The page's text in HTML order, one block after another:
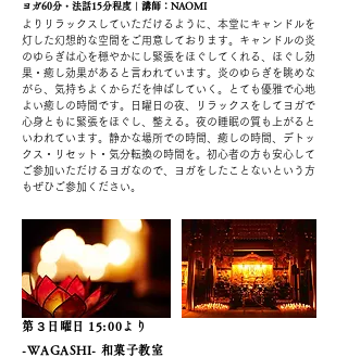
ヨガ60分・法話15分程度｜ 講師：NAOMI
よりリラックスしていただけるように、本堂にキャンドルを
灯した幻想的な空間をご用意しております。キャンドルの炎
のゆらぎは心を穏やかにし緊張をほぐしてくれる、ほぐし効
果・癒し効果があると言われています。炎のゆらぎを眺めな
がら、気持ちよくからだを伸ばしていく。とても優雅で心地
よい癒しの時間です。日曜日の夜、リラックスをしてヨガで
心身ともに緊張をほぐし、整える。夜の睡眠の質も上がると
いわれています。静かな場所での時間、癒しの時間、デトッ
クス・リセット・気分転換の時間を。初心者の方も安心して
ご参加いただけるヨガなので、ヨガをしたことないという方
もぜひご参加ください。
第３ 日曜日 15:00より
-WAGASHI- 和菓子教室